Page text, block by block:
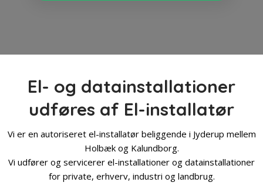
El- og datainstallationer​
udføres af El-installatør
Vi er en autoriseret el-installatør beliggende i Jyderup mellem
Holbæk og Kalundborg.
​Vi udfører og servicerer el-installationer og datainstallationer
for private, erhverv, industri og landbrug.